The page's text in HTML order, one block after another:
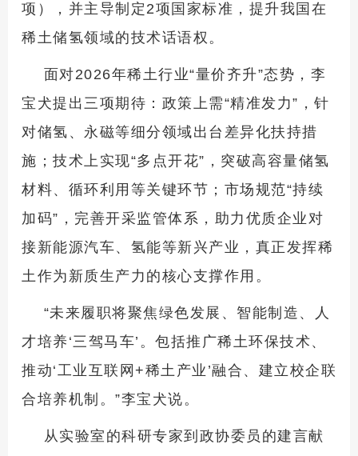
项），并主导制定2项国家标准，提升我国在
稀土储氢领域的技术话语权。
面对2026年稀土行业“量价齐升”态势，李
宝犬提出三项期待：政策上需“精准发力”，针
对储氢、永磁等细分领域出台差异化扶持措
施；技术上实现“多点开花”，突破高容量储氢
材料、循环利用等关键环节；市场规范“持续
加码”，完善开采监管体系，助力优质企业对
接新能源汽车、氢能等新兴产业，真正发挥稀
土作为新质生产力的核心支撑作用。
“未来履职将聚焦绿色发展、智能制造、人
才培养‘三驾马车’。包括推广稀土环保技术、
推动‘工业互联网+稀土产业’融合、建立校企联
合培养机制。”李宝犬说。
从实验室的科研专家到政协委员的建言献